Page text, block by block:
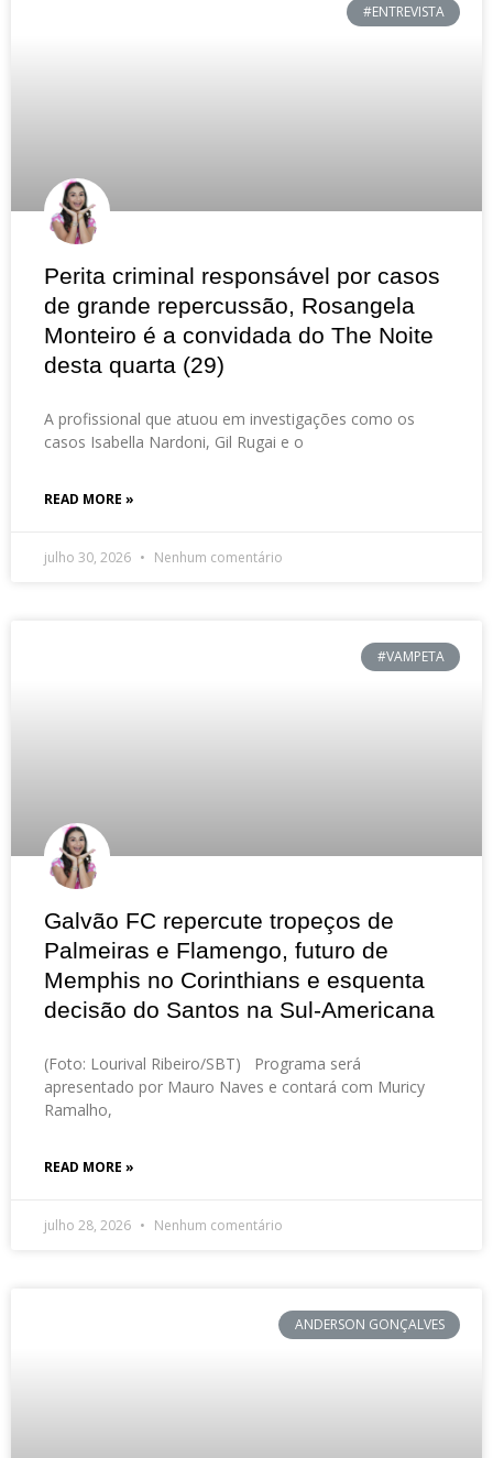
#ENTREVISTA
Perita criminal responsável por casos
de grande repercussão, Rosangela
Monteiro é a convidada do The Noite
desta quarta (29)
A profissional que atuou em investigações como os
casos Isabella Nardoni, Gil Rugai e o
READ MORE »
julho 30, 2026 Nenhum comentário
#VAMPETA
Galvão FC repercute tropeços de
Palmeiras e Flamengo, futuro de
Memphis no Corinthians e esquenta
decisão do Santos na Sul-Americana
(Foto: Lourival Ribeiro/SBT) Programa será
apresentado por Mauro Naves e contará com Muricy
Ramalho,
READ MORE »
julho 28, 2026 Nenhum comentário
ANDERSON GONÇALVES